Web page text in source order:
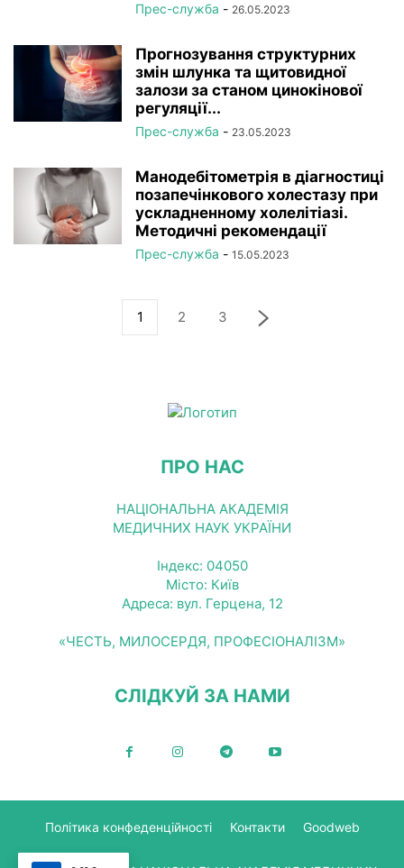
Прес-служба - 26.05.2023
Прогнозування структурних
змін шлунка та щитовидної
залози за станом цинокінової
регуляції...
Прес-служба - 23.05.2023
Манодебітометрія в діагностиці
позапечінкового холестазу при
ускладненному холелітіазі.
Методичні рекомендації
Прес-служба - 15.05.2023
1 2 3
ПРО НАС
НАЦІОНАЛЬНА АКАДЕМІЯ
МЕДИЧНИХ НАУК УКРАЇНИ
Індекс: 04050
Місто: Київ
Адреса: вул. Герцена, 12
«ЧЕСТЬ, МИЛОСЕРДЯ, ПРОФЕСІОНАЛІЗМ»
СЛІДКУЙ ЗА НАМИ
Політика конфеденційності Контакти Goodweb